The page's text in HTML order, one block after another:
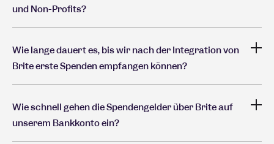
und Non-Profits?
Wie lange dauert es, bis wir nach der Integration von
Brite erste Spenden empfangen können?
Wie schnell gehen die Spendengelder über Brite auf
unserem Bankkonto ein?